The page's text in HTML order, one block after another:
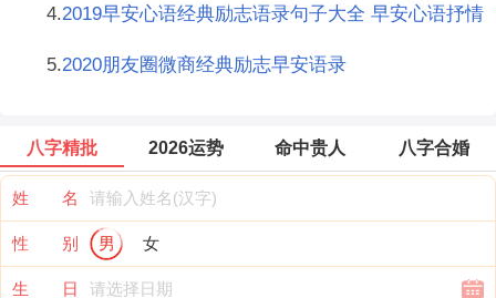
4.2019早安心语经典励志语录句子大全 早安心语抒情
5.2020朋友圈微商经典励志早安语录
八字精批 2026运势 命中贵人 八字合婚
姓 名
性 别 男 女
生 日